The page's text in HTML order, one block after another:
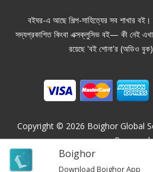
Boighor
Download Boighor App
বইঘর-এ আছে শিল্প-সাহিত্যের সব শাখার বই।
সদ্যপ্রকাশিত কিংবা এক্সক্লুসিভ বই— কী নেই
রয়েছে 'বই শোনা'র (অডিও
Copyright © 2026 Boighor Global
Reserved.